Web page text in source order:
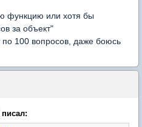
функцию или хотя бы
за объект"
100 вопросов, даже боюсь
писал: